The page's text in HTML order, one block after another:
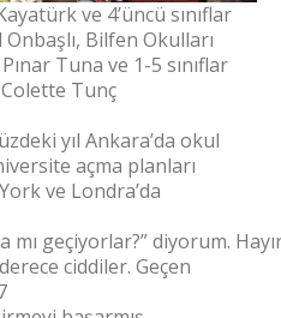
ve 4’üncü sınıflar
Onbaşlı, Bilfen Okulları
Tuna ve 1-5 sınıflar
Tunç
yıl Ankara’da okul
açma planları
ve Londra’da
mı geçiyorlar?” diyorum.
ciddiler. Geçen